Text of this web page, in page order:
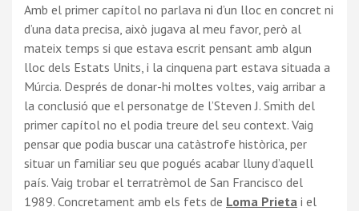
Amb el primer capítol no parlava ni d’un lloc en concret ni
d’una data precisa, això jugava al meu favor, però al
mateix temps si que estava escrit pensant amb algun
lloc dels Estats Units, i la cinquena part estava situada a
Múrcia. Després de donar-hi moltes voltes, vaig arribar a
la conclusió que el personatge de l’Steven J. Smith del
primer capítol no el podia treure del seu context. Vaig
pensar que podia buscar una catàstrofe històrica, per
situar un familiar seu que pogués acabar lluny d’aquell
país. Vaig trobar el terratrèmol de San Francisco del
1989. Concretament amb els fets de Loma Prieta i el